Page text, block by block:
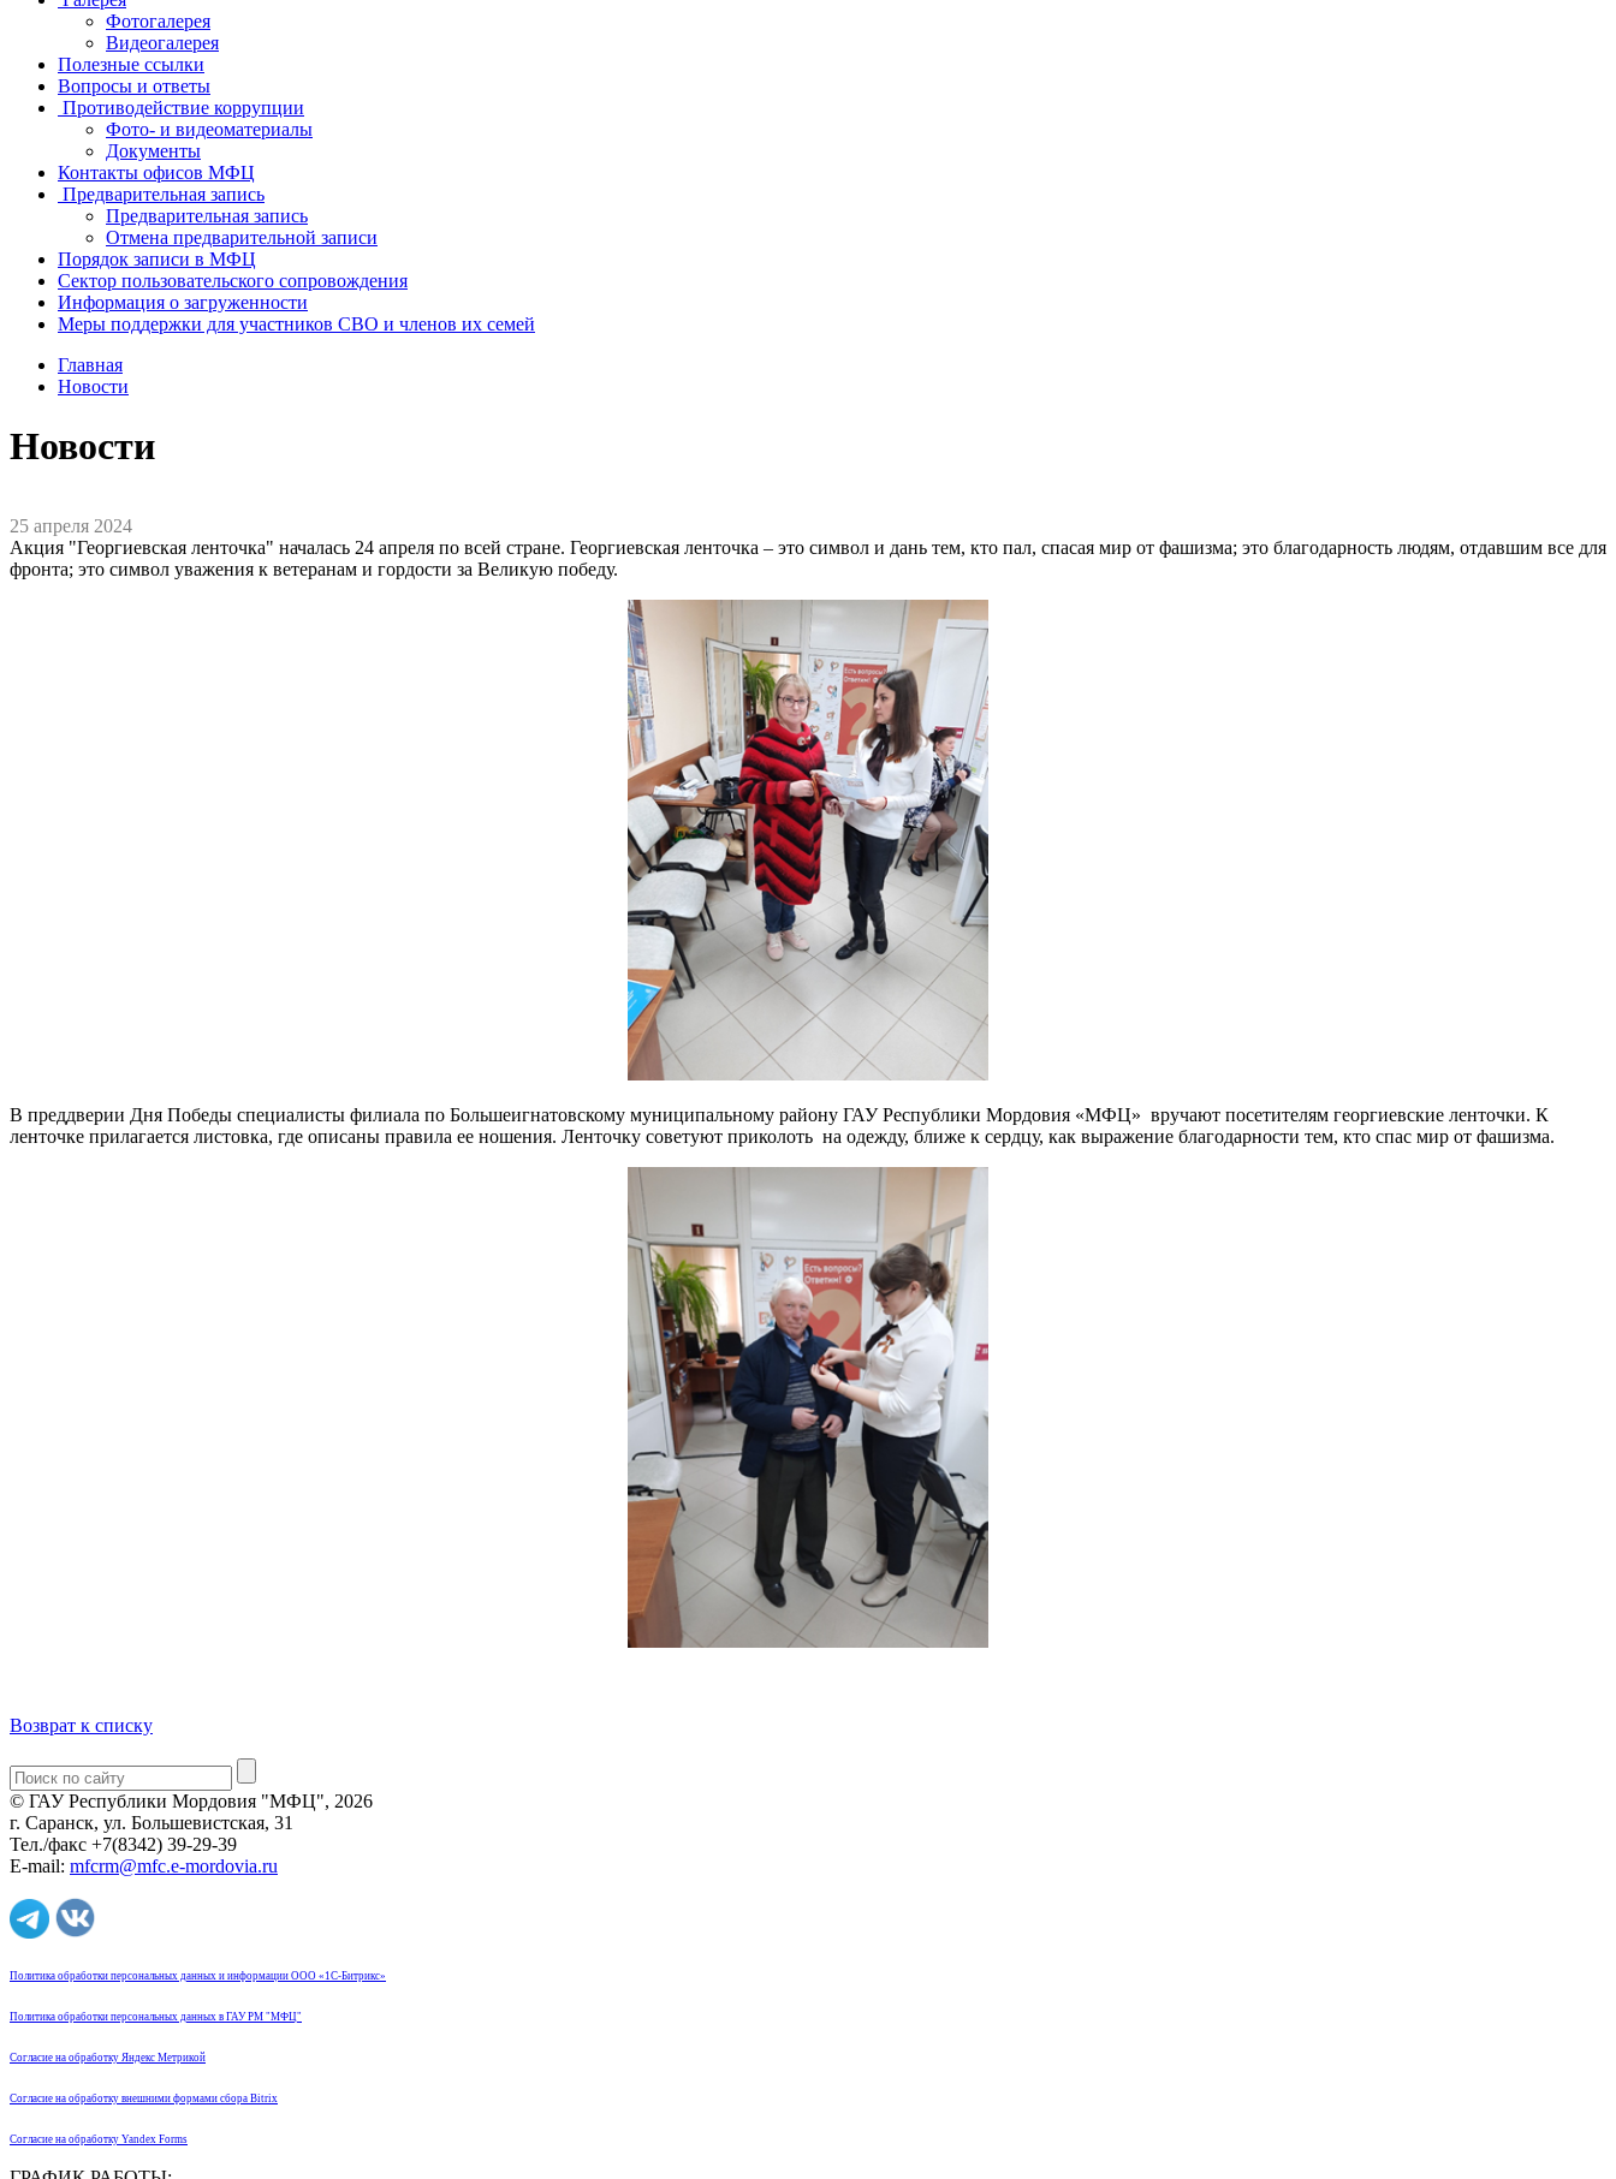
Фотогалерея
Видеогалерея
Полезные ссылки
Вопросы и ответы
Противодействие коррупции
Фото- и видеоматериалы
Документы
Контакты офисов МФЦ
Предварительная запись
Предварительная запись
Отмена предварительной записи
Порядок записи в МФЦ
Сектор пользовательского сопровождения
Информация о загруженности
Меры поддержки для участников СВО и членов их семей
Главная
Новости
Новости
25 апреля 2024
Акция "Георгиевская ленточка" началась 24 апреля по всей стране. Георгиевская ленточка – это символ и дань тем, кто пал, спасая мир от фашизма; это благодарность людям, отдавшим все для
фронта; это символ уважения к ветеранам и гордости за Великую победу.
В преддверии Дня Победы специалисты филиала по Большеигнатовскому муниципальному району ГАУ Республики Мордовия «МФЦ» вручают посетителям георгиевские ленточки. К
ленточке прилагается листовка, где описаны правила ее ношения. Ленточку советуют приколоть на одежду, ближе к сердцу, как выражение благодарности тем, кто спас мир от фашизма.
Возврат к списку
© ГАУ Республики Мордовия "МФЦ", 2026
г. Саранск, ул. Большевистская, 31
Тел./факс +7(8342) 39-29-39
E-mail: mfcrm@mfc.e-mordovia.ru
Политика обработки персональных данных и информации ООО «1С-Битрикс»
Политика обработки персональных данных в ГАУ РМ "МФЦ"
Согласие на обработку Яндекс Метрикой
Согласие на обработку внешними формами сбора Bitrix
Согласие на обработку Yandex Forms